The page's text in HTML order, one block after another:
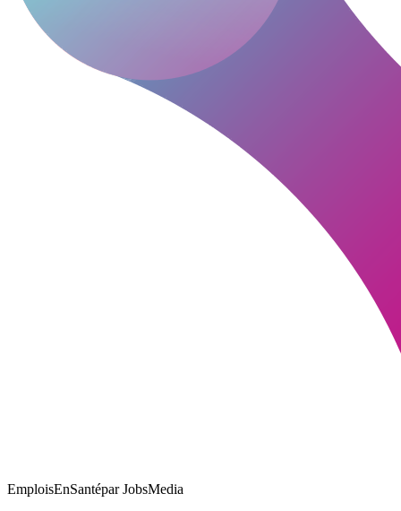
EmploisEnSantépar JobsMedia